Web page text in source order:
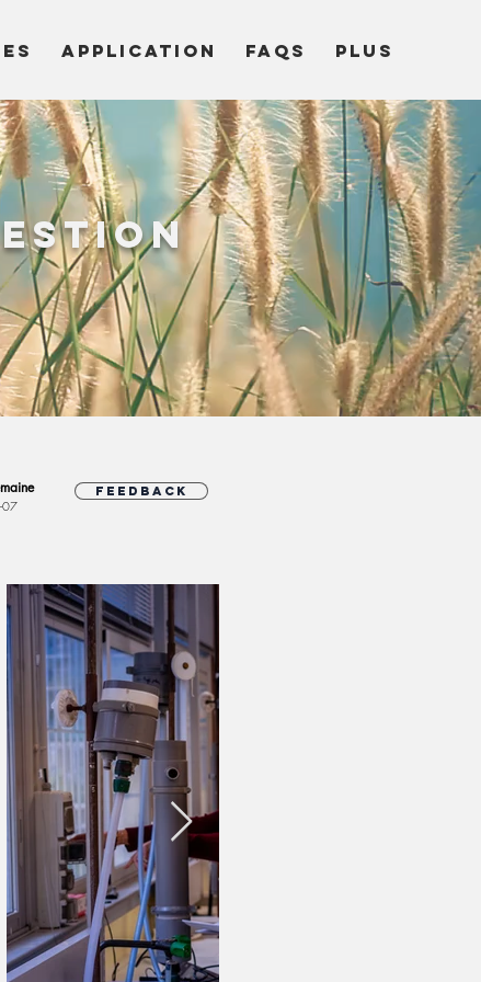
APPLICATION FAQs Plus
07
Feedback